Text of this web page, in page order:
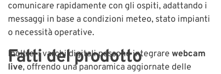
comunicare rapidamente con gli ospiti, adattando i
messaggi in base a condizioni meteo, stato impianti
o necessità operative.
Inoltre, i varchi digitali possono integrare webcam
live, offrendo una panoramica aggiornate delle
Fatti del prodotto